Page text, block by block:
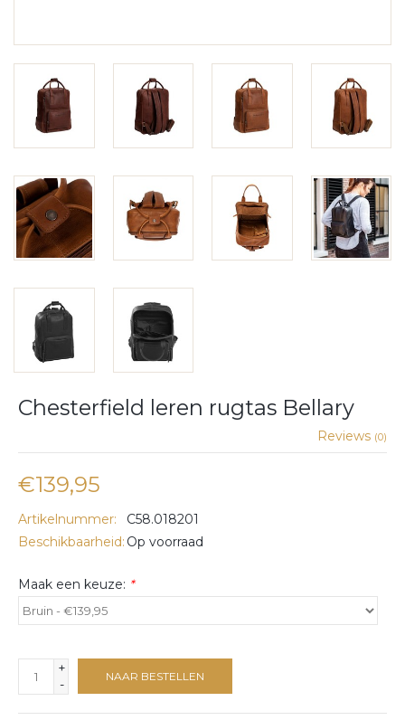
Chesterfield leren rugtas Bellary
Reviews (0)
€139,95
Artikelnummer:
C58.018201
Beschikbaarheid: Op voorraad
Maak een keuze: *
+
-
NAAR BESTELLEN